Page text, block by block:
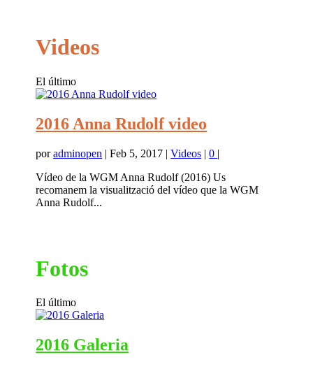
Videos
El último
2016 Anna Rudolf video
poradminopen |Feb 5, 2017 |Videos |0 |
Vídeo de la WGM Anna Rudolf (2016) Us
recomanem la visualització del vídeo que la WGM
Anna Rudolf...
Fotos
El último
2016 Galeria